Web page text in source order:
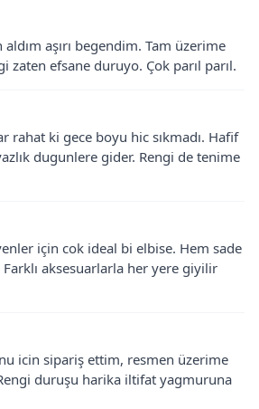
aşırı begendim. Tam üzerime
zaten efsane duruyo. Çok parıl parıl.
rahat ki gece boyu hic sıkmadı. Hafif
dugunlere gider. Rengi de tenime
için cok ideal bi elbise. Hem sade
aksesuarlarla her yere giyilir
icin sipariş ettim, resmen üzerime
duruşu harika iltifat yagmuruna